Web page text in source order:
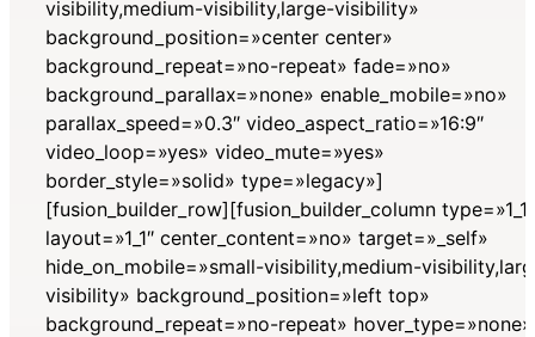
visibility,medium-visibility,large-visibility»
background_position=»center center»
background_repeat=»no-repeat» fade=»no»
background_parallax=»none» enable_mobile=»no»
parallax_speed=»0.3″ video_aspect_ratio=»16:9″
video_loop=»yes» video_mute=»yes»
border_style=»solid» type=»legacy»]
[fusion_builder_row][fusion_builder_column type=»1_1″
layout=»1_1″ center_content=»no» target=»_self»
hide_on_mobile=»small-visibility,medium-
visibility» background_position=»left top»
background_repeat=»no-repeat» hover_type=»none»